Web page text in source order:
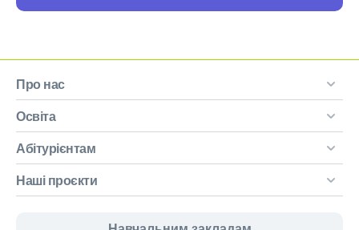
Про нас
Освіта
Абітурієнтам
Наші проєкти